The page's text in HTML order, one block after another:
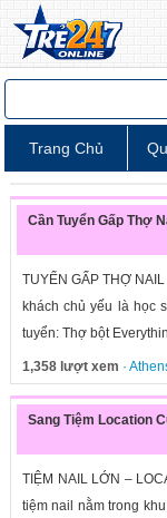
Trang Chủ
Cần Tuyển Gấp Thợ
TUYỂN GẤP THỢ
khách chủ yếu là học
tuyển: Thợ bột
1,358 lượt xem ·
Sang Tiệm Location
TIỆM NAIL LỚN –
tiệm nail nằm trong